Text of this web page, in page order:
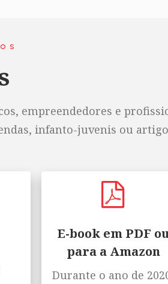
empreendedores e
infanto-juvenis ou
E-book em PDF
para a Amazon
Durante o ano de